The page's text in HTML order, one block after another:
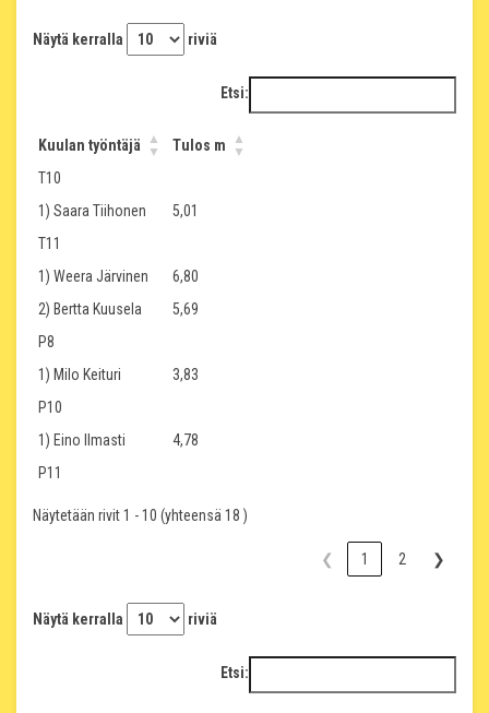
Näytä kerralla riviä
Etsi:
Kuulan työntäjä
Tulos m
T10
1) Saara Tiihonen
5,01
T11
1) Weera Järvinen
6,80
2) Bertta Kuusela
5,69
P8
1) Milo Keituri
3,83
P10
1) Eino Ilmasti
4,78
P11
Näytetään rivit 1 - 10 (yhteensä 18 )
❮ 1 2 ❯
Näytä kerralla riviä
Etsi: